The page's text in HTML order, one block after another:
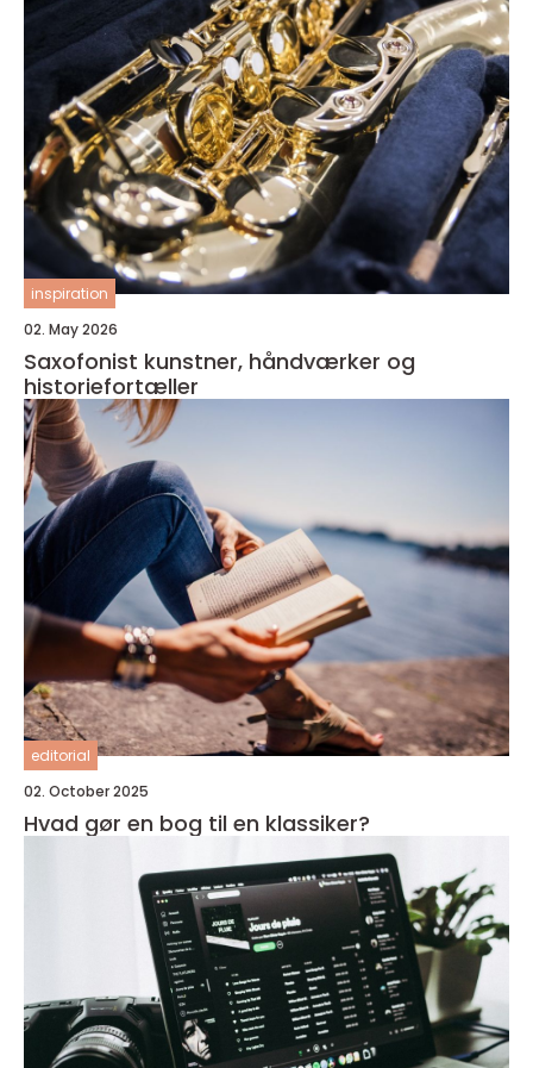
inspiration
02. May 2026
Saxofonist kunstner, håndværker og
historiefortæller
editorial
02. October 2025
Hvad gør en bog til en klassiker?